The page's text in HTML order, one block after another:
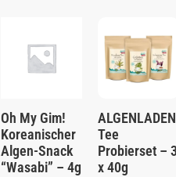
Oh My Gim!
Koreanischer
Algen-Snack
“Wasabi” – 4g
ALGENLADEN
Tee
Probierset –
x 40g